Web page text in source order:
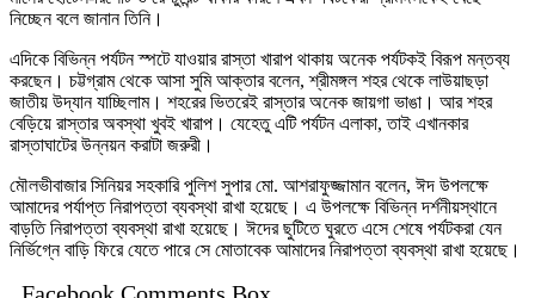
নিচ্ছেন বলে জানান তিনি।
এদিকে বিভিন্ন পর্যটন স্পটে যাওয়ার রাস্তা খারাপ থাকায় অনেক পর্যটকই বিরূপ মন্তব্য
করছেন। চট্টগ্রাম থেকে আসা সুমি আক্তার বলেন, শ্রীমঙ্গল শহর থেকে লাউয়াছড়া
জাতীয় উদ্যান যাচ্ছিলাম। শহরের ভিতরেই রাস্তার অনেক জায়গা ভাঙা। আর শহর
বেড়িয়ে রাস্তার অবস্থা খুবই খারাপ। যেহেতু এটি পর্যটন এলাকা, তাই এখানকার
রাস্তাঘাটের উন্নয়ন করাটা জরুরী।
মৌলভীবাজার সিনিয়র সহকারি পুলিশ সুপার মো. আশরাফুজ্জামান বলেন, ঈদ উপলক্ষে
আমাদের পর্যাপ্ত নিরাপত্তা ব্যবস্থা রাখা হয়েছে। এ উপলক্ষে বিভিন্ন দর্শনীয়স্থানে
বাড়তি নিরাপত্তা ব্যবস্থা রাখা হয়েছে। ঈদের ছুটিতে ঘুরতে এসে শেষে পর্যটকরা যেন
নির্ভিগ্নে বাড়ি ফিরে যেতে পারে সে মোতাবেক আমাদের নিরাপত্তা ব্যবস্থা রাখা হয়েছে।